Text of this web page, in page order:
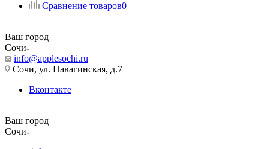
Сравнение товаров0
Ваш город
Сочи
info@applesochi.ru
Сочи, ул. Навагинская, д.7
Вконтакте
Ваш город
Сочи